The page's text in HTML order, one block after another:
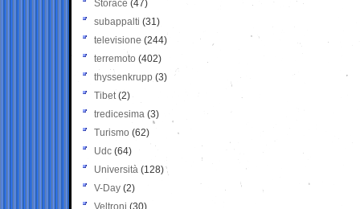
Storace (47)
subappalti (31)
televisione(244)
terremoto (402)
thyssenkrupp (3)
Tibet(2)
tredicesima (3)
Turismo (62)
Udc (64)
Università (128)
V-Day (2)
Veltroni (30)